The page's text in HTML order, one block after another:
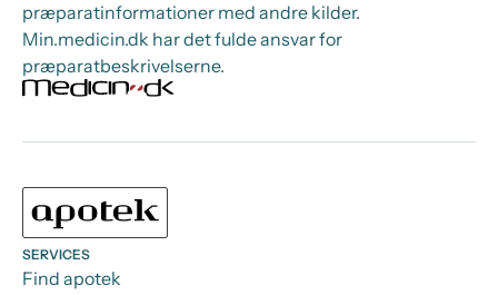
præparatinformationer med andre kilder.
Min.medicin.dk har det fulde ansvar for
præparatbeskrivelserne.
SERVICES
Find apotek